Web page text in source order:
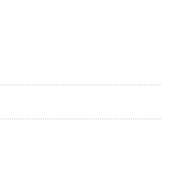
Labs quantity